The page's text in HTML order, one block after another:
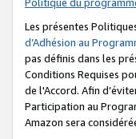
Politique du
Les présentes
d’Adhésion au
pas définis dans les
Conditions Requises
de l'Accord. Afin
Participation au
Amazon sera